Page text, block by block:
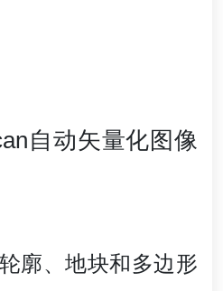
自动矢量化图像
廓、地块和多边形